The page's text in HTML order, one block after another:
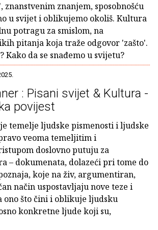
znanstvenim znanjem, sposobnošću
u svijet i oblikujemo okoliš. Kultura
potragu za smislom, na
pitanja koja traže odgovor 'zašto'.
Kako da se snađemo u svijetu?
: Pisani svijet & Kultura -
povijest
temelje ljudske pismenosti i ljudske
veoma temeljitim i
doslovno putuju za
– dokumenata, dolazeći pri tome do
koje na živ, argumentiran,
način uspostavljaju nove teze i
ono što čini i oblikuje ljudsku
konkretne ljude koji su,